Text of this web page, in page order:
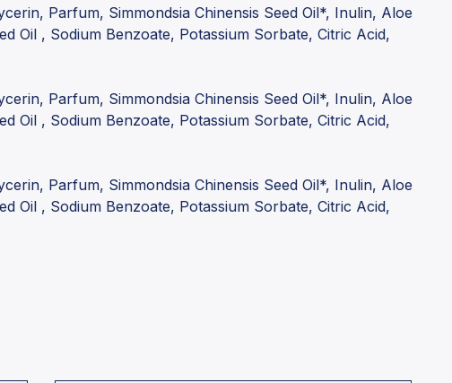
Parfum, Simmondsia Chinensis Seed Oil*, Inulin, Aloe
Oil , Sodium Benzoate, Potassium Sorbate, Citric Acid,
Parfum, Simmondsia Chinensis Seed Oil*, Inulin, Aloe
Oil , Sodium Benzoate, Potassium Sorbate, Citric Acid,
Parfum, Simmondsia Chinensis Seed Oil*, Inulin, Aloe
Oil , Sodium Benzoate, Potassium Sorbate, Citric Acid,